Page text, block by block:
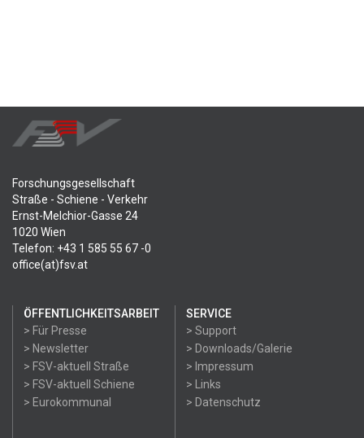
Forschungsgesellschaft
Straße - Schiene - Verkehr
Ernst-Melchior-Gasse 24
1020 Wien
Telefon: +43 1 585 55 67 -0
office(at)fsv.at
ÖFFENTLICHKEITSARBEIT
> Für Presse
> Newsletter
> FSV-aktuell Straße
> FSV-aktuell Schiene
> Eurokommunal
SERVICE
> Support
> Downloads/Galerie
> Impressum
> Links
> Datenschutz